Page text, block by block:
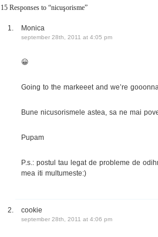
15 Responses to “nicuşorisme”
Monica
september 28th, 2011 at 4:05 pm
😀
Going to the markeeet and we’re
Bune nicusorismele astea, sa ne mai
Pupam
P.s.: postul tau legat de probleme de
mea iti multumeste:)
cookie
september 28th, 2011 at 4:06 pm